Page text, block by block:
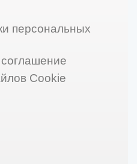
персональных
Cookie